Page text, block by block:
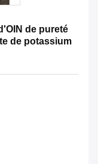
de pureté
de potassium